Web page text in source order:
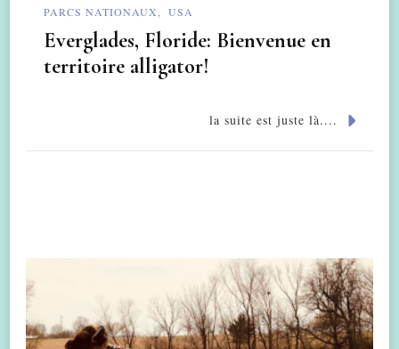
PARCS NATIONAUX USA
Everglades, Floride: Bienvenue en
territoire alligator!
la suite est juste là....